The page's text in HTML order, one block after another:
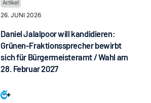
26. JUNI 2026
Daniel Jalalpoor will kandidieren:
Grünen-Fraktionssprecher bewirbt
sich für Bürgermeisteramt / Wahl am
28. Februar 2027